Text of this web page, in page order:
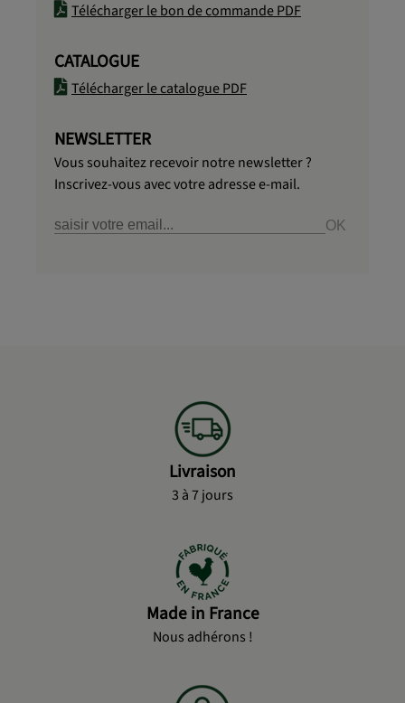
Télécharger le bon de commande PDF
CATALOGUE
Télécharger le catalogue PDF
NEWSLETTER
Vous souhaitez recevoir notre newsletter ?
Inscrivez-vous avec votre adresse e-mail.
Livraison
3 à 7 jours
Made in France
Nous adhérons !